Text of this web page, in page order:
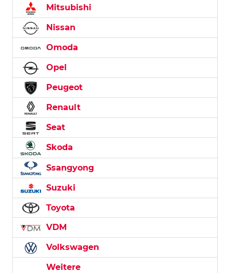
Mitsubishi
Nissan
Omoda
Opel
Peugeot
Renault
Seat
Skoda
Ssangyong
Suzuki
Toyota
VDM
Volkswagen
Weitere